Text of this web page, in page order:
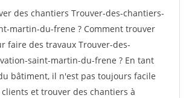
des chantiers Trouver-des-chantiers-
martin-du-frene ? Comment trouver
faire des travaux Trouver-des-
saint-martin-du-frene ? En tant
bâtiment, il n'est pas toujours facile
et trouver des chantiers à